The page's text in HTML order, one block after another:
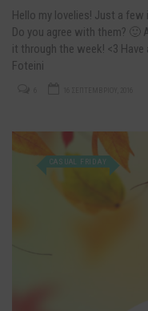
Hello my lovelies! Just a
Do you agree with them? 🙂
it through the week! <3
Foteini
CASUAL FRIDAY